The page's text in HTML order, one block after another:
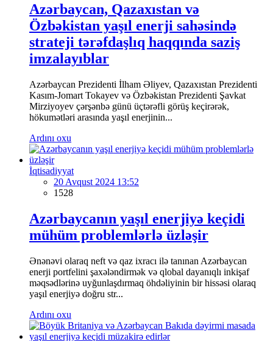
Azərbaycan, Qazaxıstan və
Özbəkistan yaşıl enerji sahəsində
strateji tərəfdaşlıq haqqında saziş
imzalayıblar
Azərbaycan Prezidenti İlham Əliyev, Qazaxıstan Prezidenti
Kasım-Jomart Tokayev və Özbəkistan Prezidenti Şavkat
Mirziyoyev çərşənbə günü üçtərəfli görüş keçirərək,
hökumətləri arasında yaşıl enerjinin...
Ardını oxu
İqtisadiyyat
20 Avqust 2024 13:52
1528
Azərbaycanın yaşıl enerjiyə keçidi
mühüm problemlərlə üzləşir
Ənənəvi olaraq neft və qaz ixracı ilə tanınan Azərbaycan
enerji portfelini şaxələndirmək və qlobal dayanıqlı inkişaf
məqsədlərinə uyğunlaşdırmaq öhdəliyinin bir hissəsi olaraq
yaşıl enerjiyə doğru str...
Ardını oxu